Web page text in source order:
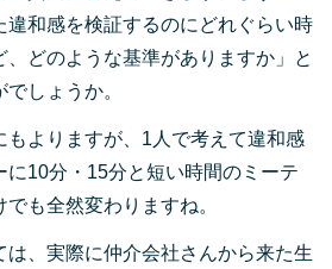
違和感を検証するのにどれぐらい時
、どのような基準がありますか」と
しょうか。
もよりますが、1人で考えて違和感
に10分・15分と短い時間のミーテ
も全然変わりますね。
は、実際に仲介会社さんから来た生